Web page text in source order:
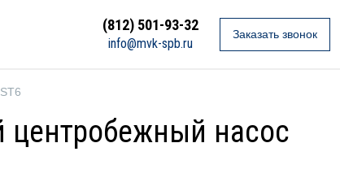
(812) 501-93-32
info@mvk-spb.ru
Заказать звонок
центробежный насос